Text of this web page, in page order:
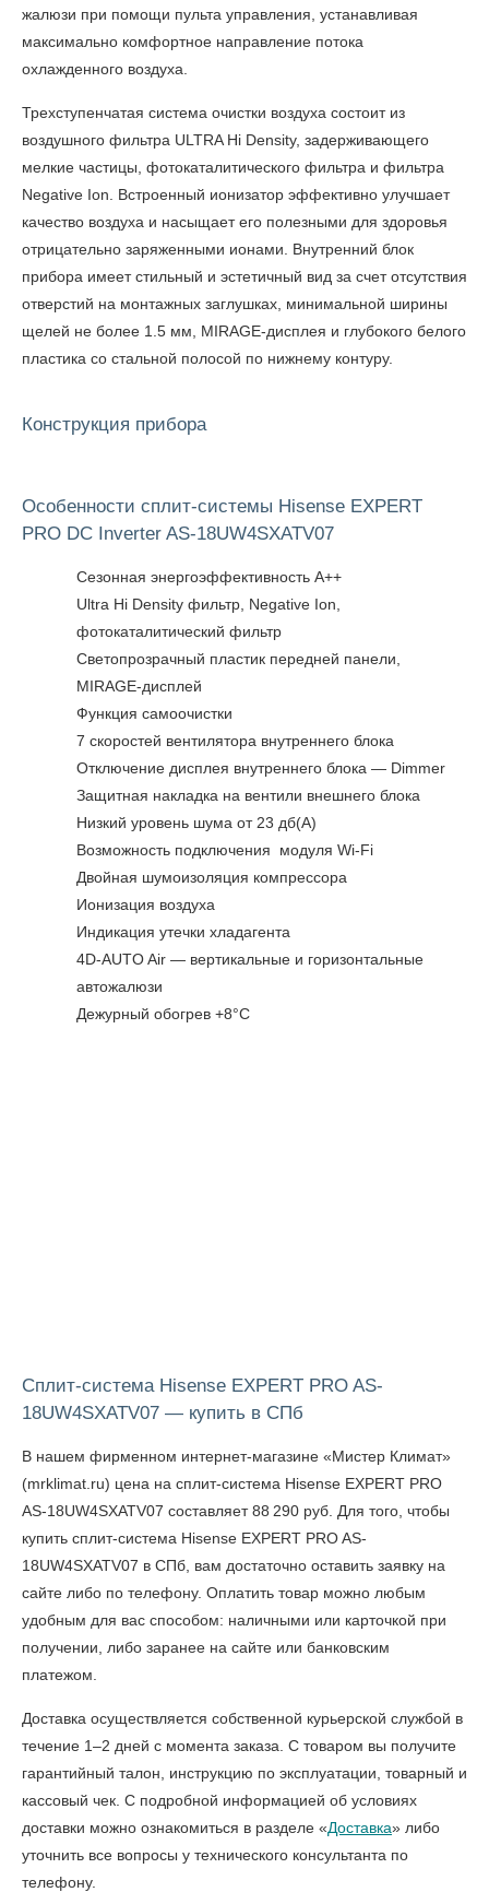
жалюзи при помощи пульта управления, устанавливая
максимально комфортное направление потока
охлажденного воздуха.
Трехступенчатая система очистки воздуха состоит из
воздушного фильтра ULTRA Hi Density, задерживающего
мелкие частицы, фотокаталитического фильтра и фильтра
Negative Ion. Встроенный ионизатор эффективно улучшает
качество воздуха и насыщает его полезными для здоровья
отрицательно заряженными ионами. Внутренний блок
прибора имеет стильный и эстетичный вид за счет отсутствия
отверстий на монтажных заглушках, минимальной ширины
щелей не более 1.5 мм, MIRAGE-дисплея и глубокого белого
пластика со стальной полосой по нижнему контуру.
Конструкция прибора
Особенности сплит-системы Hisense EXPERT
PRO DC Inverter AS-18UW4SXATV07
Сезонная энергоэффективность A++
Ultra Hi Density фильтр, Negative Ion,
фотокаталитический фильтр
Светопрозрачный пластик передней панели,
MIRAGE-дисплей
Функция самоочистки
7 скоростей вентилятора внутреннего блока
Отключение дисплея внутреннего блока — Dimmer
Защитная накладка на вентили внешнего блока
Низкий уровень шума от 23 дб(А)
Возможность подключения модуля Wi-Fi
Двойная шумоизоляция компрессора
Ионизация воздуха
Индикация утечки хладагента
4D-AUTO Air — вертикальные и горизонтальные
автожалюзи
Дежурный обогрев +8°С
Сплит-система Hisense EXPERT PRO AS-
18UW4SXATV07 — купить в СПб
В нашем фирменном интернет-магазине «Мистер Климат»
(mrklimat.ru) цена на сплит-система Hisense EXPERT PRO
AS-18UW4SXATV07 составляет 88 290 руб. Для того, чтобы
купить сплит-система Hisense EXPERT PRO AS-
18UW4SXATV07 в СПб , вам достаточно оставить заявку на
сайте либо по телефону. Оплатить товар можно любым
удобным для вас способом: наличными или карточкой при
получении, либо заранее на сайте или банковским
платежом.
Доставка осуществляется собственной курьерской службой в
течение 1–2 дней с момента заказа. С товаром вы получите
гарантийный талон, инструкцию по эксплуатации, товарный и
кассовый чек. С подробной информацией об условиях
доставки можно ознакомиться в разделе «Доставка» либо
уточнить все вопросы у технического консультанта по
телефону.